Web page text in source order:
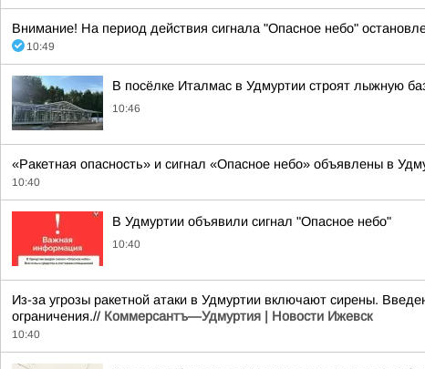
Внимание! На период действия сигнала "Опасное небо"
10:49
В посёлке Италмас в Удмуртии строят лыжную
10:46
«Ракетная опасность» и сигнал «Опасное небо» объявлены в
10:40
В Удмуртии объявили сигнал "Опасное небо"
10:40
Из-за угрозы ракетной атаки в Удмуртии включают сирены.
ограничения.// Коммерсантъ—Удмуртия | Новости Ижевск
10:40